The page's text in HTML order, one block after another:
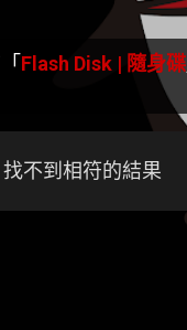
WIKI
GRAVATAR
Flash Disk | 隨身碟
找不到相符的結果